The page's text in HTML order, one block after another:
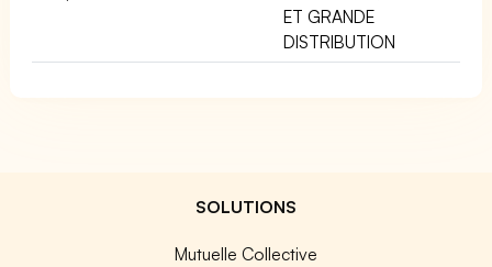
ET GRANDE
DISTRIBUTION
SOLUTIONS
Mutuelle Collective